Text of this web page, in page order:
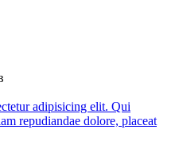
adipisicing elit. Qui
repudiandae dolore, placeat